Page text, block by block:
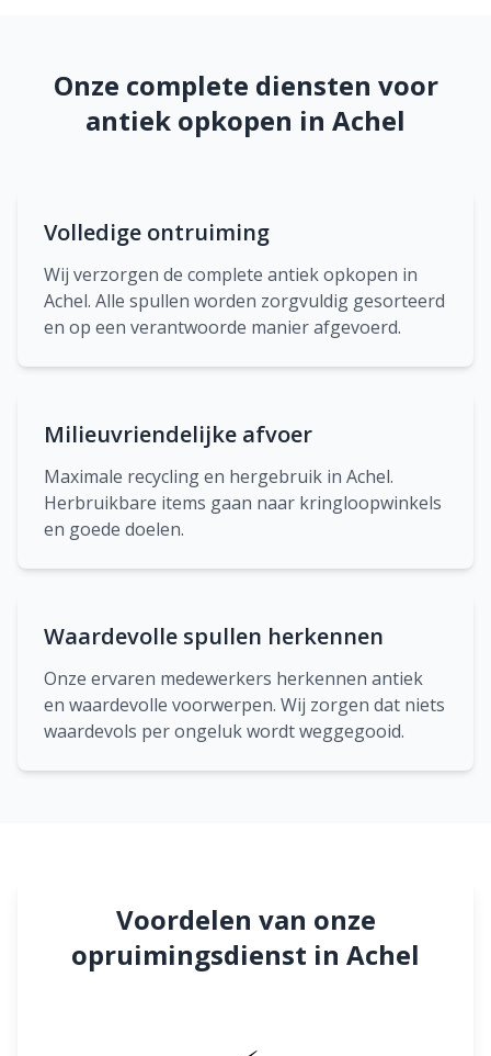
Onze complete diensten voor
antiek opkopen in Achel
Volledige ontruiming
Wij verzorgen de complete antiek opkopen in
Achel. Alle spullen worden zorgvuldig gesorteerd
en op een verantwoorde manier afgevoerd.
Milieuvriendelijke afvoer
Maximale recycling en hergebruik in Achel.
Herbruikbare items gaan naar kringloopwinkels
en goede doelen.
Waardevolle spullen herkennen
Onze ervaren medewerkers herkennen antiek
en waardevolle voorwerpen. Wij zorgen dat niets
waardevols per ongeluk wordt weggegooid.
Voordelen van onze
opruimingsdienst in Achel